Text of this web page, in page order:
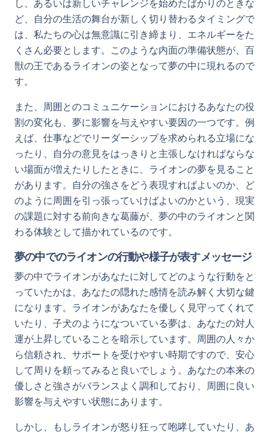
し、あるいは新しいチャレンジを始めたばかりのときな
ど、自分の生活の舞台が新しく切り替わるタイミングで
は、私たちの心は無意識に引き締まり、エネルギーをた
くさん必要とします。このような内面の準備状態が、百
獣の王であるライオンの姿となって夢の中に現れるので
す。
また、周囲とのコミュニケーションにおけるあなたの役
割の変化も、夢に影響を与えやすい要因の一つです。例
えば、仕事などでリーダーシップを求められる立場にな
ったり、自分の意見をはっきりと主張しなければならな
い場面が増えたりしたときに、ライオンの夢を見ること
があります。自分の強さをどう表現すればよいのか、ど
のように周囲を引っ張っていけばよいのかという、現実
の課題に対する前向きな葛藤が、夢の中のライオンと関
わる体験として描かれているのです。
夢の中でのライオンの行動や様子が表すメッセージ
夢の中でライオンがあなたに対してどのような行動をと
っていたかは、あなたの隠れた感情を読み解く大切な鍵
になります。ライオンがあなたを優しく見守ってくれて
いたり、子犬のようになついている夢は、あなたの対人
運が上昇していることを暗示しています。周囲の人々か
ら信頼され、サポートを受けやすい時期ですので、安心
して周りを頼ってみると良いでしょう。あなたの本来の
優しさと強さがバランスよく調和しており、周囲に良い
影響を与えやすい状態にあります。
しかし、もしライオンが怒り狂って咆哮していたり、あ